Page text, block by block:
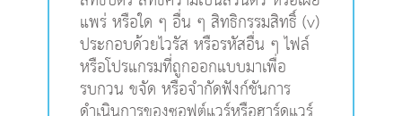
แพร่ หรือใด ๆ อื่น ๆ สิทธิกรรมสิทธิ์ (v)
ประกอบด้วยไวรัส หรือรหัสอื่น ๆ ไฟล์
หรือโปรแกรมที่ถูกออกแบบมาเพื่อ
รบกวน ขจัด หรือจำกัดฟังก์ชันการ